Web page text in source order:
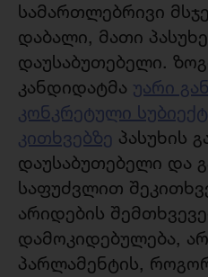
სამართლებრივი
დაბალი, მათი
დაუსაბუთებელი.
კანდიდატმა უარი
კონკრეტული
კითხვებზე პასუხის
დაუსაბუთებელი და
საფუძვლით
არიდების
დამოკიდებულება,
პარლამენტის,